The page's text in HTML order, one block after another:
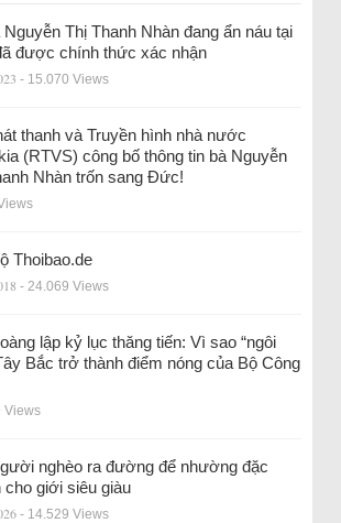
Nguyễn Thị Thanh Nhàn đang ẩn náu tại
được chính thức xác nhận
- 15.070 Views
thanh và Truyền hình nhà nước
(RTVS) công bố thông tin bà Nguyễn
Nhàn trốn sang Đức!
Thoibao.de
- 24.069 Views
lập kỷ lục thăng tiến: Vì sao “ngôi
Bắc trở thành điểm nóng của Bộ Công
Views
nghèo ra đường để nhường đặc
cho giới siêu giàu
- 14.529 Views